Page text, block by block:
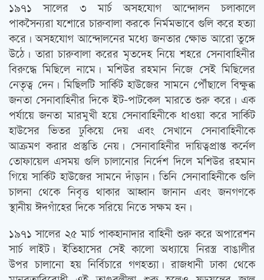
১৯৭১ সালের ৩ মার্চ অসহযোগ আন্দোলন চলাকালে
পাকসৈন্যরা যশোরে চারুবালা করকে নির্মমভাবে গুলি করে হত্যা
করে। অসহযোগ আন্দোলনের মধ্যে জনতার ক্ষোভ আরো তুঙ্গে
উঠে। তারা চারুবালা করের মৃতদেহ নিয়ে শহরে সেনাবাহিনীর
বিরুদ্ধে মিছিলে নামে। মশিউর রহমান নিজে সেই মিছিলের
নেতৃত্ব দেন। মিছিলটি সার্কিট হাউজের সামনে পৌঁছালে বিক্ষুব্ধ
জনতা সেনাবাহিনীর দিকে ইট-পাটকেল মারতে শুরু করে। এক
পর্যায়ে জনতা মারমুখী হয়ে সেনাবাহিনীকে ধাওয়া করে সার্কিট
হাউসের ভিতর ঢুকিয়ে দেয় এবং সেখানে সেনাবাহিনীকে
আক্রমণ করার প্রস্তুতি নেয়। সেনাবাহিনীর দায়িত্বপ্রাপ্ত কর্নেল
তোফায়েল এসময় গুলি চালানোর নির্দেশ দিলে মশিউর রহমান
গিয়ে সার্কিট হাউজের সামনে দাঁড়ান। তিনি সেনাবাহিনীকে গুলি
চালনা থেকে নিবৃত্ত থাকার আহ্বান জানান এবং জনগণকে
স্থানীয় ঈদগাঁহের দিকে সরিয়ে নিতে সক্ষম হন।
১৯৭১ সালের ২৫ মার্চ পাকহানাদার বাহিনী শুরু করে অপারেশন
সার্চ লাইট। ইতিহাসের সেই কালো অধ্যায়ে নিরস্ত্র বাঙালীর
উপর চালানো হয় নির্বিচারে গণহত্যা। রাজধানী ঢাকা থেকে